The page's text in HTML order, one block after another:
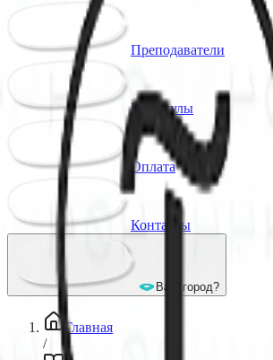
Преподаватели
Каникулы
Оплата
Контакты
Ваш город?
Главная
/